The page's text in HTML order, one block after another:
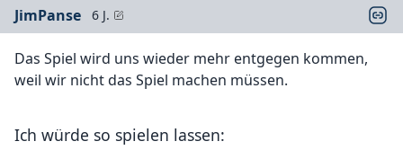
JimPanse 6 J.
Das Spiel wird uns wieder mehr entgegen kommen,
weil wir nicht das Spiel machen müssen.
Ich würde so spielen lassen: